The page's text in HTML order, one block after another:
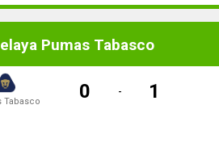
Pumas Tabasco
Tabasco 0 - 1